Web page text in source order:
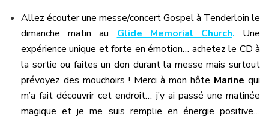
Allez écouter une messe/concert Gospel à Tenderloin le
dimanche matin au Glide Memorial Church. Une
expérience unique et forte en émotion… achetez le CD à
la sortie ou faites un don durant la messe mais surtout
prévoyez des mouchoirs ! Merci à mon hôte Marine qui
m’a fait découvrir cet endroit… j’y ai passé une matinée
magique et je me suis remplie en énergie positive…